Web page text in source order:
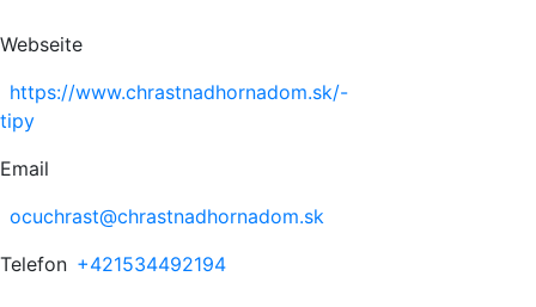
Webseite
https://www.chrastnadhornadom.sk/-
tipy
Email
ocuchrast@chrastnadhornadom.sk
Telefon +421534492194